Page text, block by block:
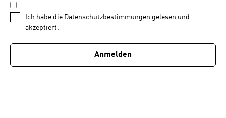
1
von
DATENSCHUTZBESTIMMUNGEN
*
Ich habe die Datenschutzbestimmungen gelesen und
akzeptiert.
Anmelden